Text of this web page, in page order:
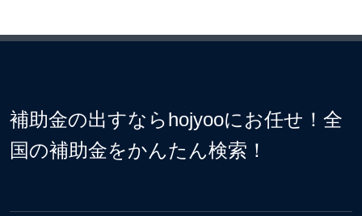
補助金の出すならhojyooにお任せ！全
国の補助金をかんたん検索！